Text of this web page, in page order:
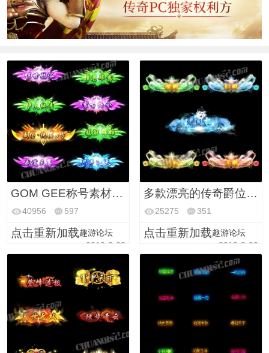
GOM GEE称号素材 整套头顶超炫动态称号素材 PNG格式
40956 597
点击重新加载趣游论坛
2018-3-22
多款漂亮的传奇爵位称号素材二
25275 351
点击重新加载趣游论坛
2018-8-29